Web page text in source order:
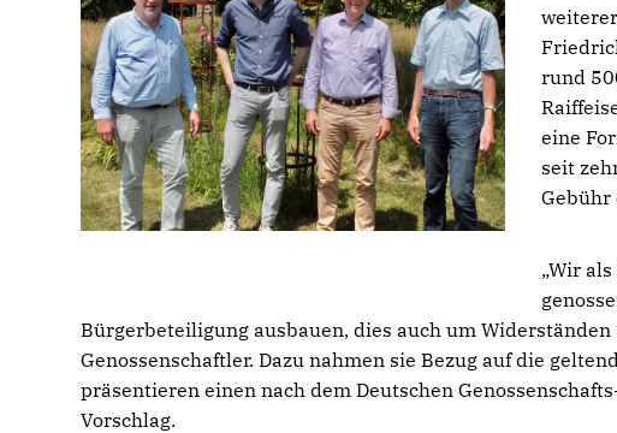
rund
eine
seit
Gebühr
Wir als
Bürgerbeteiligung ausbauen, dies auch um
Genossenschaftler. Dazu nahmen sie Bezug auf die
präsentieren einen nach dem Deutschen
Vorschlag.